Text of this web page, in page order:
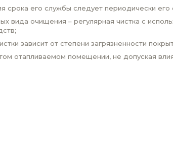
срока его службы следует периодически его
вида очищения – регулярная чистка с
зависит от степени загрязненности
отапливаемом помещении, не допуская